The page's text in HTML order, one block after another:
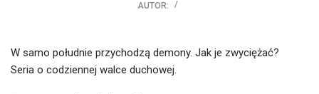
AUTOR:
W samo południe przychodzą demony. Jak je zwyciężać?
Seria o codziennej walce duchowej.